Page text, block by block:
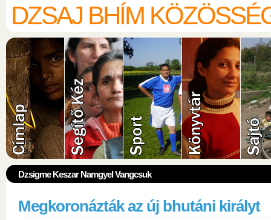
DZSAJ BHÍM
Dzsigme Keszar Namgyel Vangcsuk
Megkoronázták az új bhutáni királyt